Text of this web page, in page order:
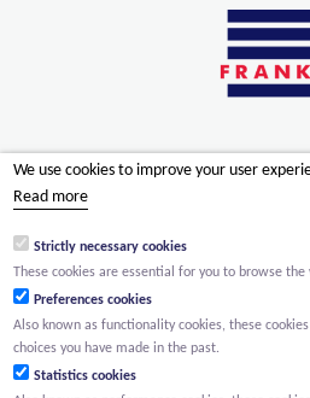
WILLEMEN
We use cookies to improve your user
Read more
Strictly necessary cookies
These cookies are essential for you to browse
Preferences cookies
Also known as functionality cookies, these
choices you have made in the past.
Statistics cookies